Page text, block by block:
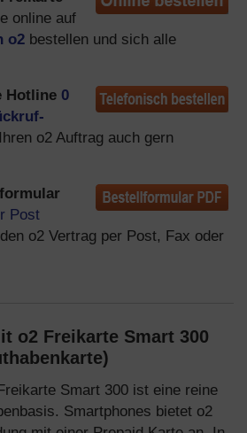
online auf
o2 bestellen und sich alle
Hotline 0
o2 Auftrag auch gern
Post
o2 Vertrag per Post, Fax oder
o2 Freikarte Smart 300
Smart 300 ist eine reine
Smartphones bietet o2